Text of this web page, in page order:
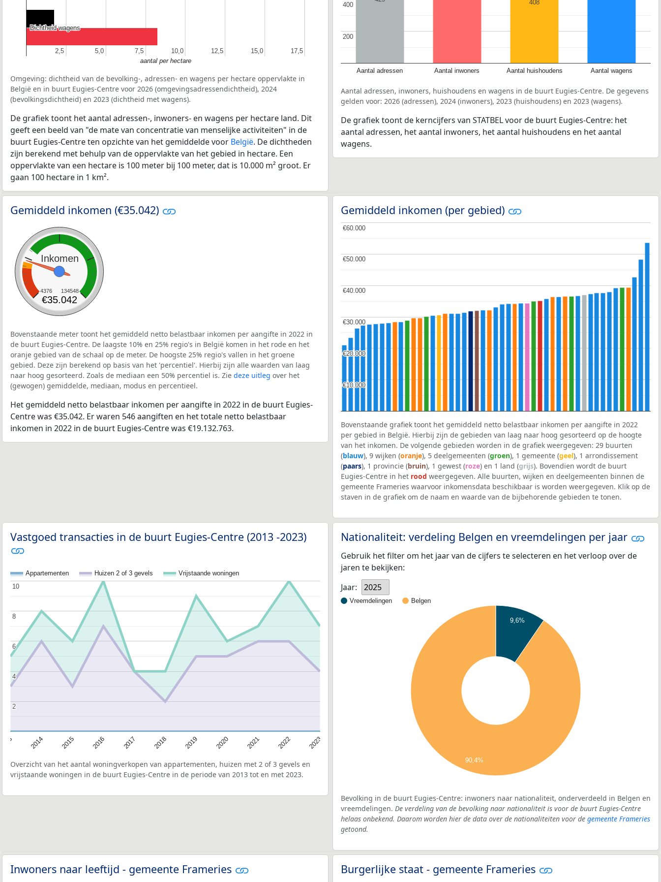
2,5
2,5 5,0
5,0 7,5
7,5 10,0
10,0 12,5
12,5 15,0
15,0 17,5
17,5
Dichtheid wagens
Dichtheid wagens
aantal per hectare
Omgeving: dichtheid van de bevolking-, adressen- en wagens per hectare oppervlakte in
België en in buurt Eugies-Centre voor 2026 (omgevingsadressendichtheid), 2024
(bevolkingsdichtheid) en 2023 (dichtheid met wagens).
De grafiek toont het aantal adressen-, inwoners- en wagens per hectare land. Dit
geeft een beeld van "de mate van concentratie van menselijke activiteiten" in de
buurt Eugies-Centre ten opzichte van het gemiddelde voor België. De dichtheden
zijn berekend met behulp van de oppervlakte van het gebied in hectare. Een
oppervlakte van een hectare is 100 meter bij 100 meter, dat is 10.000 m² groot. Er
gaan 100 hectare in 1 km².
Aantal adressen Aantal inwoners Aantal huishoudens Aantal wagens
200
200
400
400 408
Aantal adressen, inwoners, huishoudens en wagens in de buurt Eugies-Centre. De gegevens
gelden voor: 2026 (adressen), 2024 (inwoners), 2023 (huishoudens) en 2023 (wagens).
De grafiek toont de kerncijfers van STATBEL voor de buurt Eugies-Centre: het
aantal adressen, het aantal inwoners, het aantal huishoudens en het aantal
wagens.
Gemiddeld inkomen (€35.042)
Inkomen
4376 134548
€35.042
Bovenstaande meter toont het gemiddeld netto belastbaar inkomen per aangifte in 2022 in
de buurt Eugies-Centre. De laagste 10% en 25% regio's in België komen in het rode en het
oranje gebied van de schaal op de meter. De hoogste 25% regio's vallen in het groene
gebied. Deze zijn berekend op basis van het 'percentiel'. Hierbij zijn alle waarden van laag
naar hoog gesorteerd. Zoals de mediaan een 50% percentiel is. Zie deze uitleg over het
(gewogen) gemiddelde, mediaan, modus en percentieel.
Het gemiddeld netto belastbaar inkomen per aangifte in 2022 in de buurt Eugies-
Centre was €35.042. Er waren 546 aangiften en het totale netto belastbaar
inkomen in 2022 in de buurt Eugies-Centre was €19.132.763.
Gemiddeld inkomen (per gebied)
€10.000
€10.000
€20.000
€20.000
€30.000
€30.000
€40.000
€40.000
€50.000
€50.000
€60.000
€60.000
Bovenstaande grafiek toont het gemiddeld netto belastbaar inkomen per aangifte in 2022
per gebied in België. Hierbij zijn de gebieden van laag naar hoog gesorteerd op de hoogte
van het inkomen. De volgende gebieden worden in de grafiek weergegeven: 29 buurten
(blauw), 9 wijken (oranje), 5 deelgemeenten (groen), 1 gemeente (geel), 1 arrondissement
(paars), 1 provincie (bruin), 1 gewest (roze) en 1 land (grijs). Bovendien wordt de buurt
Eugies-Centre in het rood weergegeven. Alle buurten, wijken en deelgemeenten binnen de
gemeente Frameries waarvoor inkomensdata beschikbaar is worden weergegeven. Klik op de
staven in de grafiek om de naam en waarde van de bijbehorende gebieden te tonen.
Vastgoed transacties in de buurt Eugies-Centre (2013 -2023)
Appartementen Huizen 2 of 3 gevels Vrijstaande woningen
2014 2015 2016 2017 2018 2019 2020 2021 2022 2023
2
2
4
4
6
6
8
8
10
10
Overzicht van het aantal woningverkopen van appartementen, huizen met 2 of 3 gevels en
vrijstaande woningen in de buurt Eugies-Centre in de periode van 2013 tot en met 2023.
Nationaliteit: verdeling Belgen en vreemdelingen per jaar
Gebruik het filter om het jaar van de cijfers te selecteren en het verloop over de
jaren te bekijken:
Jaar:
2025
Vreemdelingen Belgen
9,6%
90,4%
Bevolking in de buurt Eugies-Centre: inwoners naar nationaliteit, onderverdeeld in Belgen en
vreemdelingen. De verdeling van de bevolking naar nationaliteit is voor de buurt Eugies-Centre
helaas onbekend. Daarom worden hier de data over de nationaliteiten voor de gemeente Frameries
getoond.
Inwoners naar leeftijd - gemeente Frameries Burgerlijke staat - gemeente Frameries